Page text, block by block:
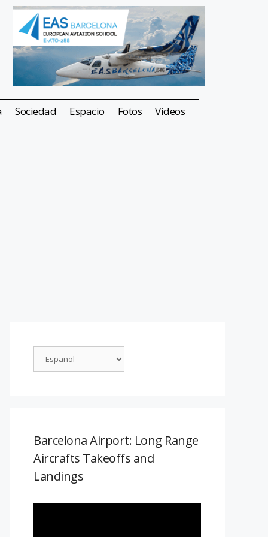
Sociedad Espacio Fotos Vídeos
Barcelona Airport: Long Range
Aircrafts Takeoffs and
Landings